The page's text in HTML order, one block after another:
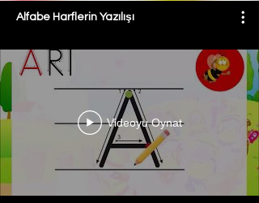
Alfabe Harflerin Yazılışı
Videoyu Oynat